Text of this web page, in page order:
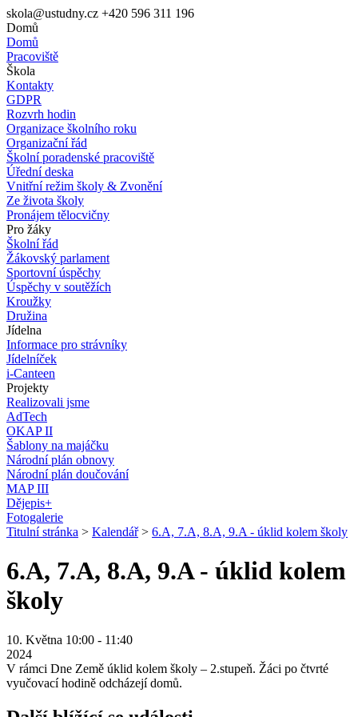
skola@ustudny.cz +420 596 311 196
Domů
Domů
Pracoviště
Škola
Kontakty
GDPR
Rozvrh hodin
Organizace školního roku
Organizační řád
Školní poradenské pracoviště
Úřední deska
Vnitřní režim školy & Zvonění
Ze života školy
Pronájem tělocvičny
Pro žáky
Školní řád
Žákovský parlament
Sportovní úspěchy
Úspěchy v soutěžích
Kroužky
Družina
Jídelna
Informace pro strávníky
Jídelníček
i-Canteen
Projekty
Realizovali jsme
AdTech
OKAP II
Šablony na majáčku
Národní plán obnovy
Národní plán doučování
MAP III
Dějepis+
Fotogalerie
Titulní stránka > Kalendář> 6.A, 7.A, 8.A, 9.A - úklid kolem školy
6.A, 7.A, 8.A, 9.A - úklid kolem
školy
10. Května 10:00 - 11:40
2024
V rámci Dne Země úklid kolem školy – 2.stupeň. Žáci po čtvrté
vyučovací hodině odcházejí domů.